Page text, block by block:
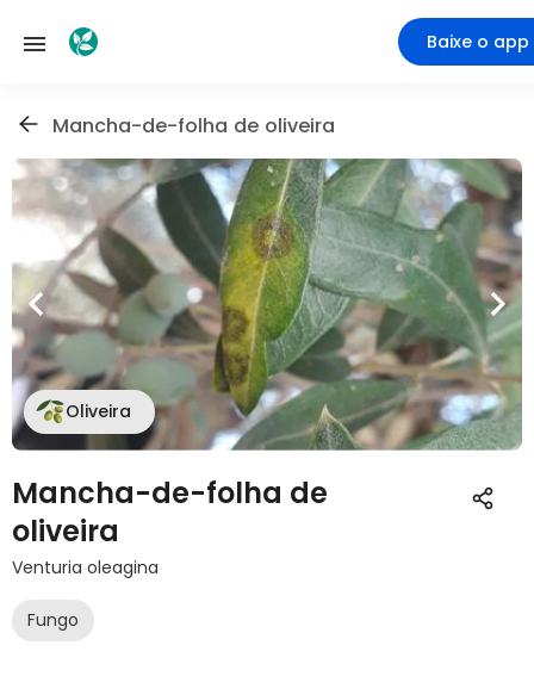
Baixe o app
Mancha-de-folha de oliveira
Oliveira
Mancha-de-folha de
oliveira
Venturia oleagina
Fungo